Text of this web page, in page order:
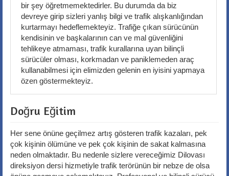
bir şey öğretmemektedirler. Bu durumda da biz
devreye girip sizleri yanlış bilgi ve trafik alışkanlığından
kurtarmayı hedeflemekteyiz. Trafiğe çıkan sürücünün
kendisinin ve başkalarının can ve mal güvenliğini
tehlikeye atmaması, trafik kurallarına uyan bilinçli
sürücüler olması, korkmadan ve paniklemeden araç
kullanabilmesi için elimizden gelenin en iyisini yapmaya
özen göstermekteyiz.
Doğru Eğitim
Her sene önüne geçilmez artış gösteren trafik kazaları, pek
çok kişinin ölümüne ve pek çok kişinin de sakat kalmasına
neden olmaktadır. Bu nedenle sizlere vereceğimiz Dilovası
direksiyon dersi hizmetiyle trafik terörünün bir nebze de olsa